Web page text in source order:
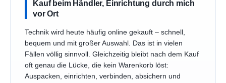
Kauf beim Händler, Einrichtung durch mich
vor Ort
Technik wird heute häufig online gekauft – schnell,
bequem und mit großer Auswahl. Das ist in vielen
Fällen völlig sinnvoll. Gleichzeitig bleibt nach dem Kauf
oft genau die Lücke, die kein Warenkorb löst:
Auspacken, einrichten, verbinden, absichern und